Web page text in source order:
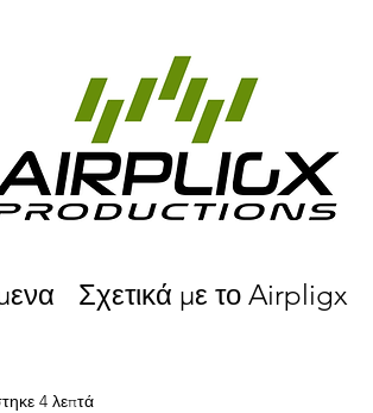
Σχετικά με το Airpligx
4 λεπτά